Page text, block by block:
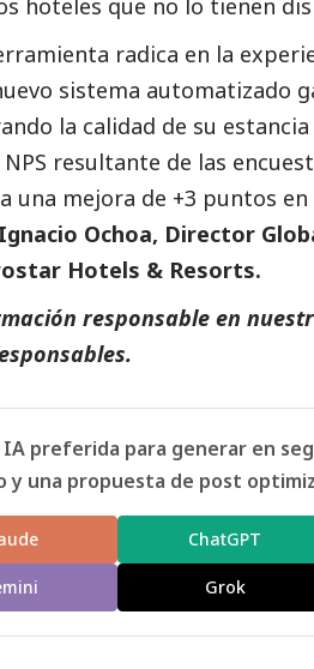
radica en la
sistema automatizado
la calidad de su
resultante de las
una mejora de +3 puntos
Ignacio Ochoa, Director
Hotels & Resorts.
responsable en
.
IA preferida para generar en
y una propuesta de post
ChatGPT
Grok